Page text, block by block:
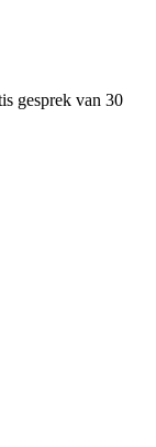
gesprek van 30